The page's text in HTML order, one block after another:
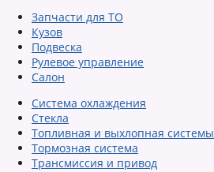
Запчасти для ТО
Кузов
Подвеска
Рулевое управление
Салон
Система охлаждения
Стекла
Топливная и выхлопная системы
Тормозная система
Трансмиссия и привод